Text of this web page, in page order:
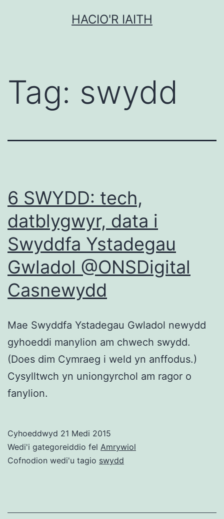
HACIO'R IAITH
Tag: swydd
6 SWYDD: tech,
datblygwyr, data i
Swyddfa Ystadegau
Gwladol @ONSDigital
Casnewydd
Mae Swyddfa Ystadegau Gwladol newydd
gyhoeddi manylion am chwech swydd.
(Does dim Cymraeg i weld yn anffodus.)
Cysylltwch yn uniongyrchol am ragor o
fanylion.
Cyhoeddwyd 21 Medi 2015
Wedi'i gategoreiddio fel Amrywiol
Cofnodion wedi'u tagio swydd